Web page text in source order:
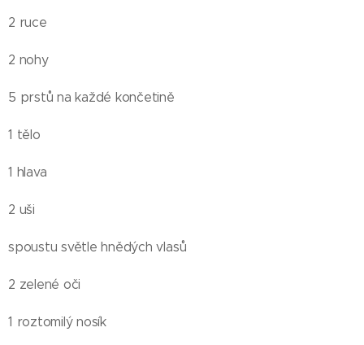
2 ruce
2 nohy
5 prstů na každé končetině
1 tělo
1 hlava
2 uši
spoustu světle hnědých vlasů
2 zelené oči
1 roztomilý nosík